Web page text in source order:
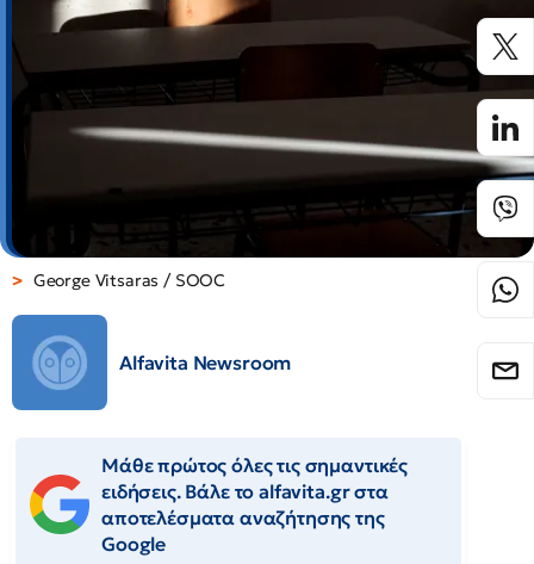
George Vitsaras / SOOC
Alfavita Newsroom
Μάθε πρώτος όλες τις σημαντικές
ειδήσεις. Βάλε το alfavita.gr στα
αποτελέσματα αναζήτησης της
Google